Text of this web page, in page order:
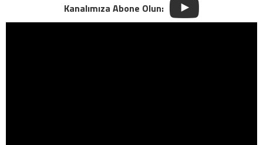
Kanalımıza Abone Olun: